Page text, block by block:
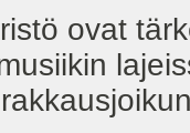
ovat